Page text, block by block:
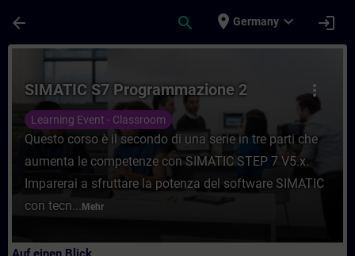
arrow_back search place Germany expand_more login
Kurs - SIMATIC S7 Programmazione 2 -
more_vert
SIMATIC S7 Programmazione 2
Learning Event - Classroom
Questo corso è il secondo di una serie in tre parti che
aumenta le competenze con SIMATIC STEP 7 V5.x.
Imparerai a sfruttare la potenza del software SIMATIC
con tecn... Mehr